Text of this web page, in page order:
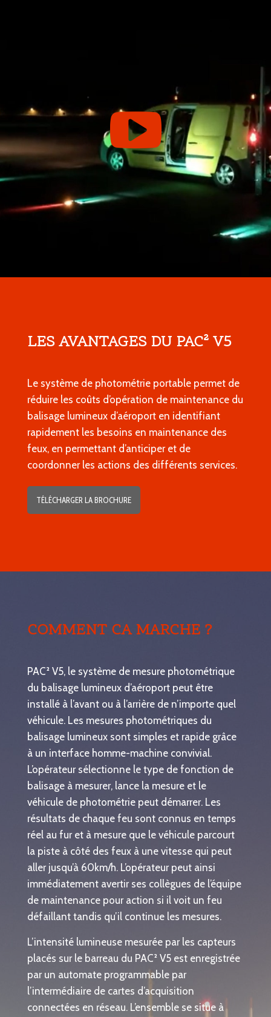
LES AVANTAGES DU PAC² V5
Le système de photométrie portable permet de
réduire les coûts d’opération de maintenance du
balisage lumineux d’aéroport en identifiant
rapidement les besoins en maintenance des
feux, en permettant d’anticiper et de
coordonner les actions des différents services.
TÉLÉCHARGER LA BROCHURE
COMMENT CA MARCHE ?
PAC² V5, le système de mesure photométrique
du balisage lumineux d’aéroport peut être
installé à l’avant ou à l’arrière de n’importe quel
véhicule. Les mesures photométriques du
balisage lumineux sont simples et rapide grâce
à un interface homme-machine convivial.
L’opérateur sélectionne le type de fonction de
balisage à mesurer, lance la mesure et le
véhicule de photométrie peut démarrer. Les
résultats de chaque feu sont connus en temps
réel au fur et à mesure que le véhicule parcourt
la piste à côté des feux à une vitesse qui peut
aller jusqu’à 60km/h. L’opérateur peut ainsi
immédiatement avertir ses collègues de l’équipe
de maintenance pour action si il voit un feu
défaillant tandis qu’il continue les mesures.
L’intensité lumineuse mesurée par les capteurs
placés sur le barreau du PAC² V5 est enregistrée
par un automate programmable par
l’intermédiaire de cartes d’acquisition
connectées en réseau. L’ensemble se situe à